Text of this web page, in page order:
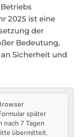
2025 ist eine
der
Bedeutung,
Sicherheit und
später
7 Tagen
übermittelt.